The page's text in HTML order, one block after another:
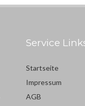
Service
Startseite
Impressum
AGB